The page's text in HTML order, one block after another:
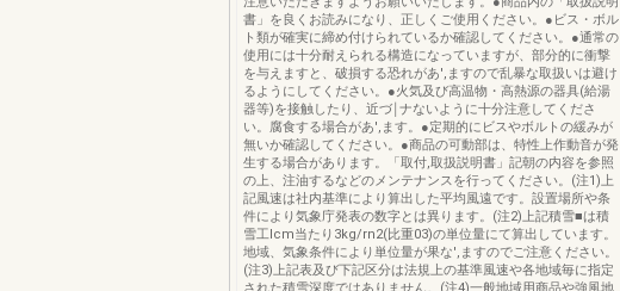
書」を良くお読みになり、正しくご使用ください。●ビス・ボル
ト類が確実に締め付けられているか確認してください。●通常の
使用には十分耐えられる構造になっていますが、部分的に衝撃
を与えますと、破損する恐れがあ',ますので乱暴な取扱いは避け
るようにしてください。●火気及び高温物・高熱源の器具(給湯
器等)を接触したり、近づ￨ナないように十分注意してくださ
い。腐食する場合があ',ます。●定期的にビスやボルトの緩みが
無いか確認してください。●商品の可動部は、特性上作動音が発
生する場合があります。「取付,取扱説明書」記朝の内容を参照
の上、注油するなどのメンテナンスを行ってください。(注1)上
記風速は社内基準により算出した平均風遠です。設置場所や条
件により気象庁発表の数字とは異ります。(注2)上記積雪■は積
雪工lcm当たり3kg/rn2(比重03)の単位量にて算出しています。
地域、気象条件により単位量が果な',ますのでご注意ください。
(注3)上記表及び下記区分は法規上の基準風速や各地域毎に指定